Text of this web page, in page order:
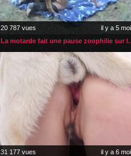
20 787 vues
il y a 5
La motarde fait
31 177 vues
il y a 6